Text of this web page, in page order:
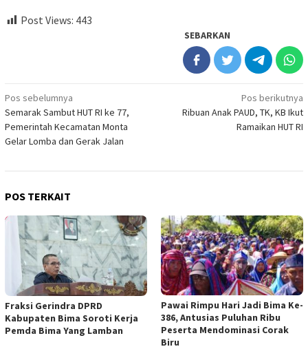
Post Views: 443
SEBARKAN
Navigasi
pos
Pos sebelumnya
Semarak Sambut HUT RI ke 77,
Pemerintah Kecamatan Monta
Gelar Lomba dan Gerak Jalan
Pos berikutnya
Ribuan Anak PAUD, TK, KB Ikut
Ramaikan HUT RI
POS TERKAIT
Fraksi Gerindra DPRD
Kabupaten Bima Soroti Kerja
Pemda Bima Yang Lamban
Pawai Rimpu Hari Jadi Bima Ke-
386, Antusias Puluhan Ribu
Peserta Mendominasi Corak
Biru